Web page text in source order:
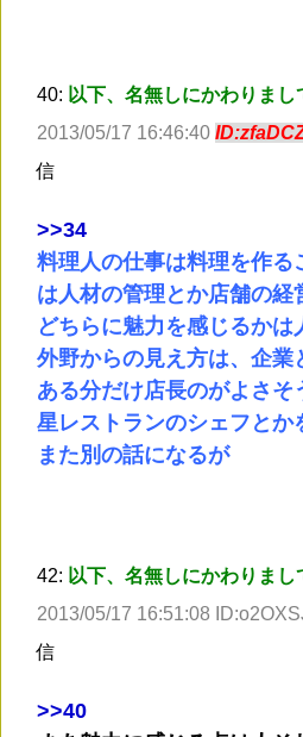
40: 以下、名無しにかわりま
2013/05/17 16:46:40
信
>>34
料理人の仕事は料理を作る
は人材の管理とか店舗の経
どちらに魅力を感じるかは
外野からの見え方は、企業
ある分だけ店長のがよさそ
星レストランのシェフとか
また別の話になるが
42: 以下、名無しにかわりま
2013/05/17 16:51:08
信
>>40